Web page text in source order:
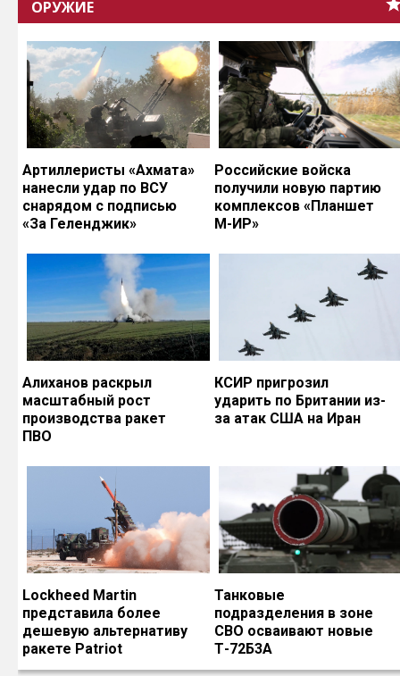
ОРУЖИЕ
Артиллеристы «Ахмата»
нанесли удар по ВСУ
снарядом с подписью
«За Геленджик»
Российские войска
получили новую партию
комплексов «Планшет
М-ИР»
Алиханов раскрыл
масштабный рост
производства ракет
ПВО
КСИР пригрозил
ударить по Британии из-
за атак США на Иран
Lockheed Martin
представила более
дешевую альтернативу
ракете Patriot
Танковые
подразделения в зоне
СВО осваивают новые
Т-72Б3А